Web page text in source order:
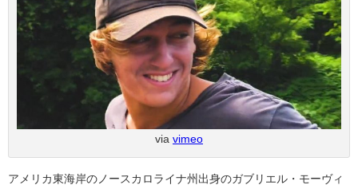
via vimeo
アメリカ東海岸のノースカロライナ州出身のガブリエル・モーヴィ